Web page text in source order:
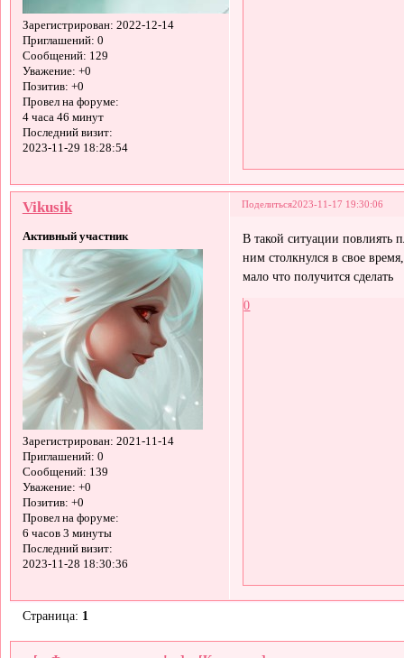
Зарегистрирован: 2022-12-14
Приглашений: 0
Сообщений: 129
Уважение: +0
Позитив: +0
Провел на форуме:
4 часа 46 минут
Последний визит:
2023-11-29 18:28:54
Поделиться2023-11-17 19:30:06
Vikusik
Активный участник
Зарегистрирован: 2021-11-14
Приглашений: 0
Сообщений: 139
Уважение: +0
Позитив: +0
Провел на форуме:
6 часов 3 минуты
Последний визит:
2023-11-28 18:30:36
В такой ситуации повлиять
ним столкнулся в свое
мало что получится сделать
0
Страница: 1